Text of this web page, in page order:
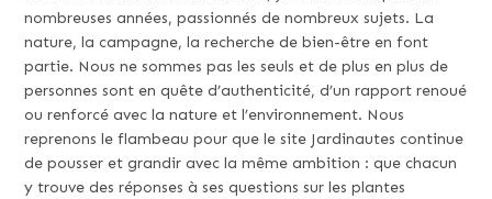
nombreuses années, passionnés de nombreux sujets. La
nature, la campagne, la recherche de bien-être en font
partie. Nous ne sommes pas les seuls et de plus en plus de
personnes sont en quête d’authenticité, d’un rapport renoué
ou renforcé avec la nature et l’environnement. Nous
reprenons le flambeau pour que le site Jardinautes continue
de pousser et grandir avec la même ambition : que chacun
y trouve des réponses à ses questions sur les plantes